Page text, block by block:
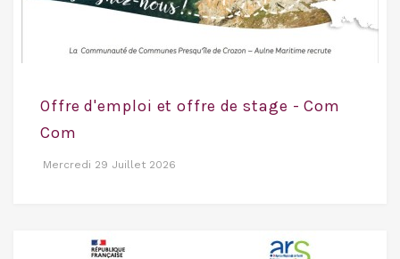
Offre d'emploi et offre de stage - Com
Com
Mercredi 29 Juillet 2026